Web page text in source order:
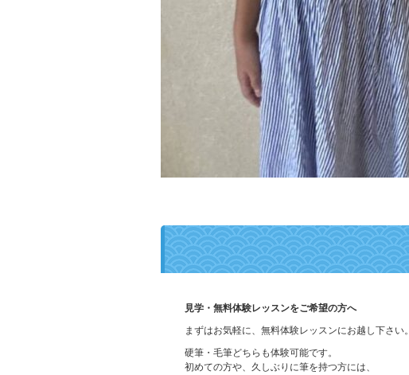
見学・無料体験レッスンをご希望の方へ
まずはお気軽に、無料体験レッスンにお越し下さい。
硬筆・毛筆どちらも体験可能です。
初めての方や、久しぶりに筆を持つ方には、